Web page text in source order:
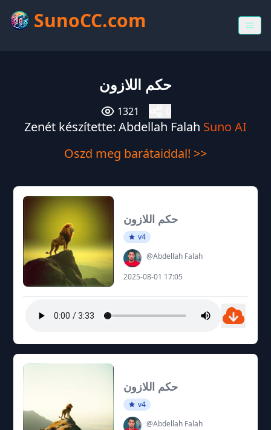
SunoCC.com
حكم اللازون
1321
Zenét készítette: Abdellah Falah Suno AI
Oszd meg barátaiddal! >>
حكم اللازون
v4
@Abdellah Falah
2025-08-01 17:05
حكم اللازون
v4
@Abdellah Falah